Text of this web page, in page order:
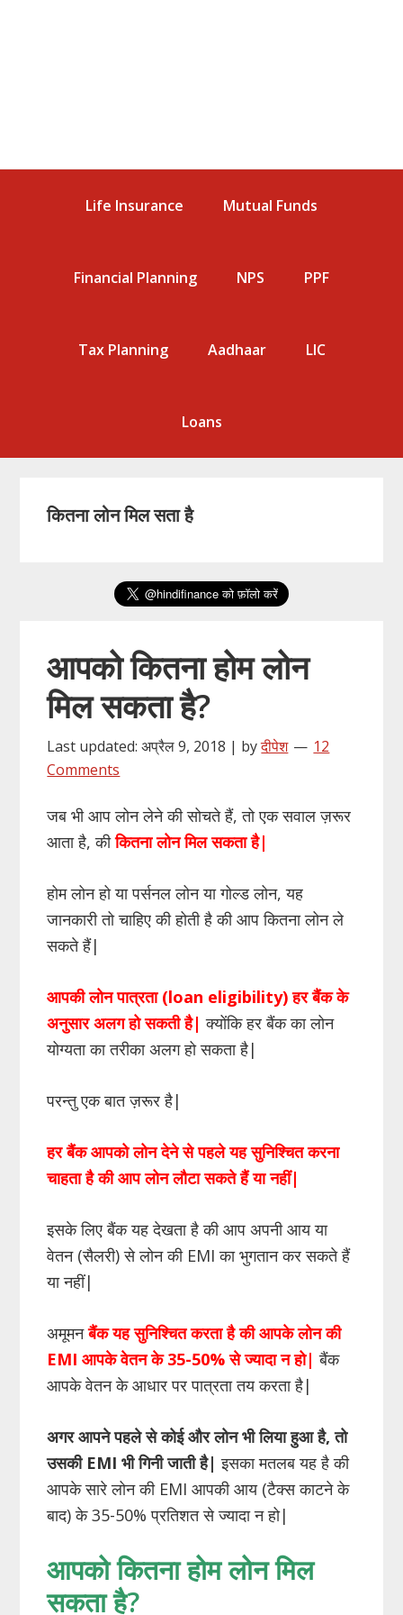
Life Insurance Mutual Funds
Financial Planning NPS PPF
Tax Planning Aadhaar LIC
Loans
कितना लोन मिल सता है
आपको कितना होम लोन
मिल सकता है?
Last updated: अप्रैल 9, 2018 | byदीपेश
12
Comments
जब भी आप लोन लेने की सोचते हैं, तो एक सवाल ज़रूर
आता है, कीकितना लोन मिल सकता है|
होम लोन हो या पर्सनल लोन या गोल्ड लोन, यह
जानकारी तो चाहिए की होती है की आप कितना लोन ले
सकते हैं|
आपकी लोन पात्रता (loan eligibility) हर बैंक के
अनुसार अलग हो सकती है| क्योंकि हर बैंक का लोन
योग्यता का तरीका अलग हो सकता है|
परन्तु एक बात ज़रूर है|
हर बैंक आपको लोन देने से पहले यह सुनिश्चित करना
चाहता है की आप लोन लौटा सकते हैं या नहीं|
इसके लिए बैंक यह देखता है की आप अपनी आय या
वेतन (सैलरी) से लोन की EMI का भुगतान कर सकते हैं
या नहीं|
अमूमनबैंक यह सुनिश्चित करता है की आपके लोन की
EMI आपके वेतन के 35-50% से ज्यादा न हो| बैंक
आपके वेतन के आधार पर पात्रता तय करता है|
अगर आपने पहले से कोई और लोन भी लिया हुआ है, तो
उसकी EMI भी गिनी जाती है| इसका मतलब यह है की
आपके सारे लोन की EMI आपकी आय (टैक्स काटने के
बाद) के 35-50% प्रतिशत से ज्यादा न हो|
आपको कितना होम लोन मिल
सकता है?